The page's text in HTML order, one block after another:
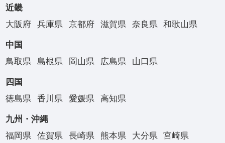
近畿
大阪府
兵庫県 京都府 滋賀県 奈良県 和歌山県
中国
鳥取県
島根県 岡山県 広島県 山口県
四国
徳島県
香川県 愛媛県 高知県
九州・沖縄
福岡県
佐賀県 長崎県 熊本県 大分県
宮崎県